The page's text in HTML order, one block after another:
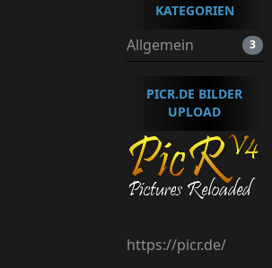
KATEGORIEN
Allgemein 3
PICR.DE BILDER
UPLOAD
https://picr.de/